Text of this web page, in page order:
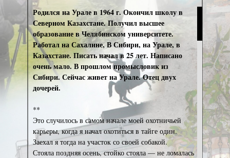
Родился на Урале в 1964 г. Окончил школу в
Северном Казахстане. Получил высшее
образование в Челябинском университете.
Работал на Сахалине, В Сибири, на Урале, в
Казахстане. Писать начал в 25 лет. Написано
очень мало. В прошлом промысловик из
Сибири. Сейчас живет на Урале. Отец двух
дочерей.
**
Это случилось в самом начале моей охотничьей
карьеры, когда я начал охотиться в тайге один.
Заехал я тогда на участок со своей собакой.
Стояла поздняя осень, стойко стояла — не ломалась